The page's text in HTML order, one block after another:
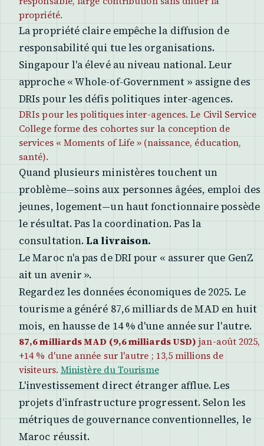
propriété.
La propriété claire empêche la diffusion de
responsabilité qui tue les organisations.
Singapour l'a élevé au niveau national. Leur
approche « Whole-of-Government » assigne des
DRIs pour les défis politiques inter-agences.
DRIs pour les politiques inter-agences. Le Civil Service
College forme des cohortes sur la conception de
services « Moments of Life » (naissance, éducation,
santé).
Quand plusieurs ministères touchent un
problème—soins aux personnes âgées, emploi des
jeunes, logement—un haut fonctionnaire possède
le résultat. Pas la coordination. Pas la
consultation.La livraison.
Le Maroc n'a pas de DRI pour « assurer que GenZ
ait un avenir ».
Regardez les données économiques de 2025. Le
tourisme a généré 87,6 milliards de MAD en huit
mois, en hausse de 14 % d'une année sur l'autre.
87,6 milliards MAD (9,6 milliards USD) jan-août 2025,
+14 % d'une année sur l'autre ; 13,5 millions de
visiteurs. Ministère du Tourisme
L'investissement direct étranger afflue. Les
projets d'infrastructure progressent. Selon les
métriques de gouvernance conventionnelles, le
Maroc réussit.